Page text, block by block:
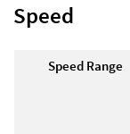
Speed
Speed Range